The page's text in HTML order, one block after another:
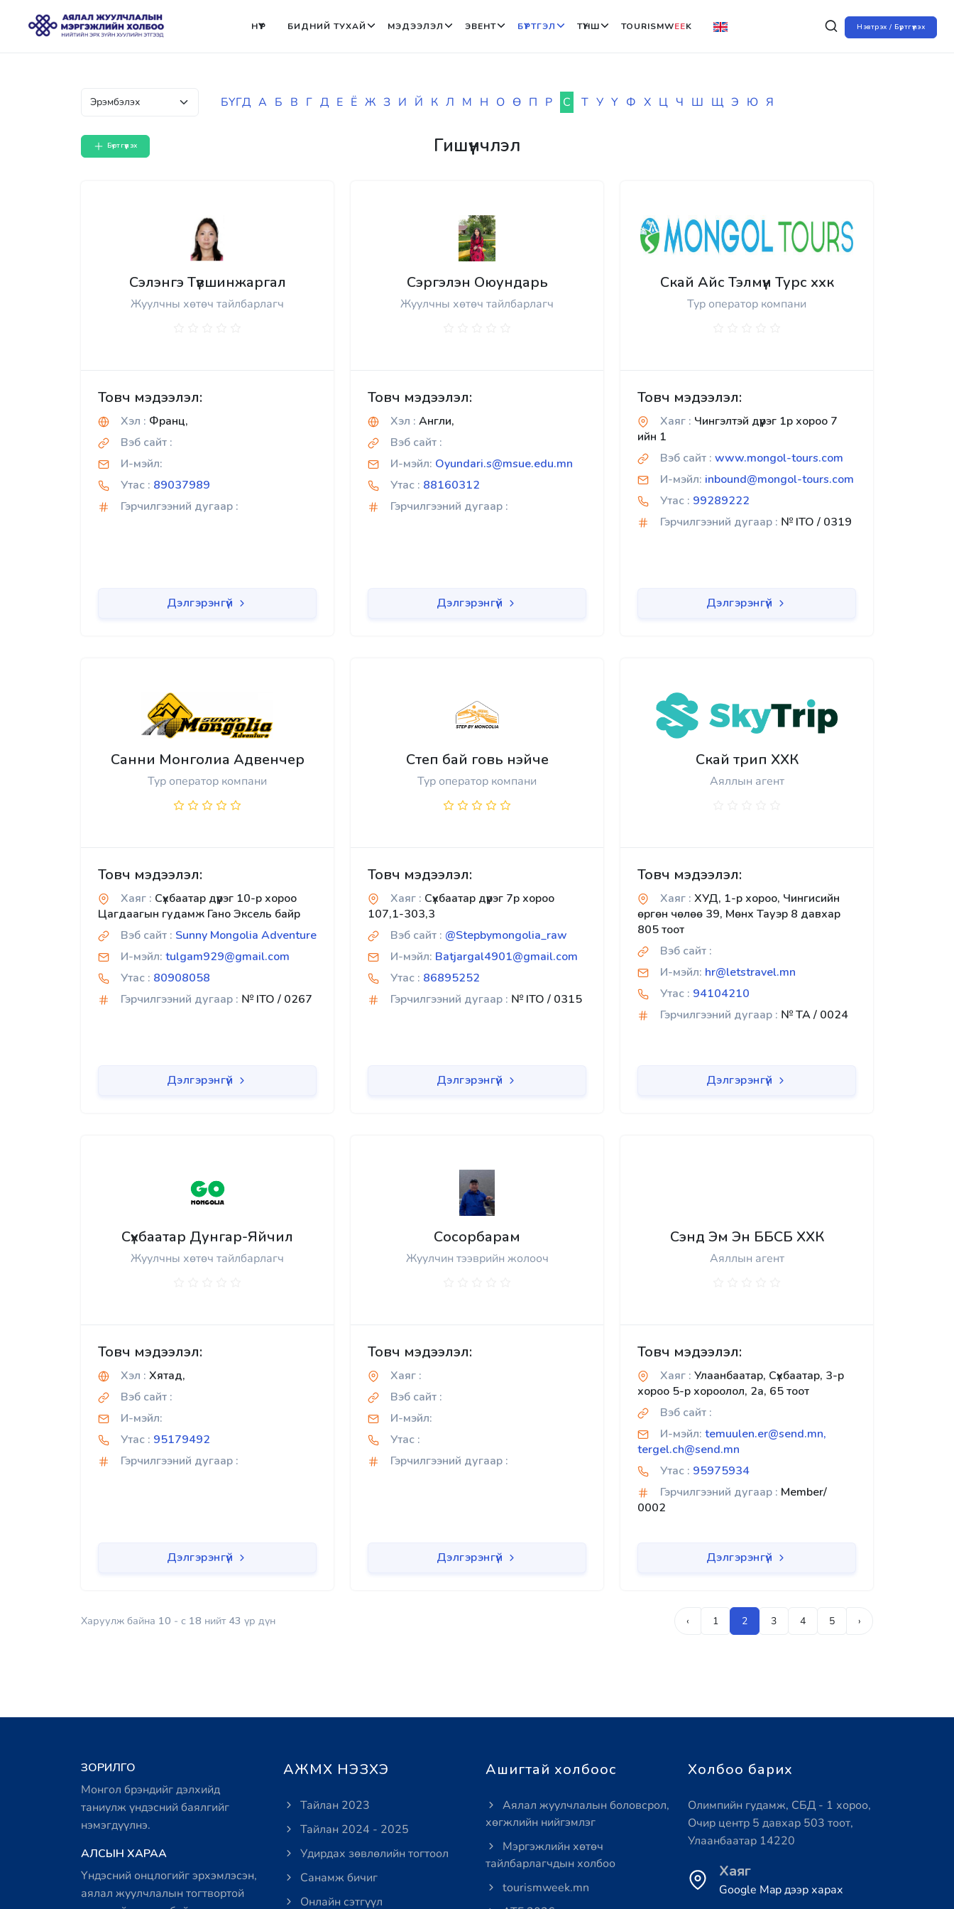
Нэвтрэх / Бүртгүүлэх
НҮҮР БИДНИЙ ТУХАЙ МЭДЭЭЛЭЛ ЭВЕНТ БҮРТГЭЛ ТҮНШ TOURISMWEEK
БҮГД А Б В Г Д Е Ё Ж З И Й К Л М Н О Ө П Р С Т У Ү Ф Х Ц Ч Ш Щ Э Ю Я
Бүртгүүлэх Гишүүнчлэл
Сэлэнгэ Түвшинжаргал
Жуулчны хөтөч тайлбарлагч
Товч мэдээлэл:
Хэл : Франц,
Вэб сайт :
И-мэйл:
Утас : 89037989
Гэрчилгээний дугаар :
Дэлгэрэнгүй
Сэргэлэн Оюундарь
Жуулчны хөтөч тайлбарлагч
Товч мэдээлэл:
Хэл : Англи,
Вэб сайт :
И-мэйл: Oyundari.s@msue.edu.mn
Утас : 88160312
Гэрчилгээний дугаар :
Дэлгэрэнгүй
Скай Айс Тэлмүүн Турс ххк
Тур оператор компани
Товч мэдээлэл:
Хаяг : Чингэлтэй дүүрэг 1р хороо 7
ийн 1
Вэб сайт : www.mongol-tours.com
И-мэйл: inbound@mongol-tours.com
Утас : 99289222
Гэрчилгээний дугаар : № ITO / 0319
Дэлгэрэнгүй
Санни Монголиа Адвенчер
Тур оператор компани
Товч мэдээлэл:
Хаяг : Сүхбаатар дүүрэг 10-р хороо
Цагдаагын гудамж Гано Эксель байр
Вэб сайт : Sunny Mongolia Adventure
И-мэйл: tulgam929@gmail.com
Утас : 80908058
Гэрчилгээний дугаар : № ITO / 0267
Дэлгэрэнгүй
Степ бай говь нэйче
Тур оператор компани
Товч мэдээлэл:
Хаяг : Сүхбаатар дүүрэг 7р хороо
107,1-303,3
Вэб сайт : @Stepbymongolia_raw
И-мэйл: Batjargal4901@gmail.com
Утас : 86895252
Гэрчилгээний дугаар : № ITO / 0315
Дэлгэрэнгүй
Скай трип ХХК
Аяллын агент
Товч мэдээлэл:
Хаяг : ХУД, 1-р хороо, Чингисийн
өргөн чөлөө 39, Мөнх Тауэр 8 давхар
805 тоот
Вэб сайт :
И-мэйл: hr@letstravel.mn
Утас : 94104210
Гэрчилгээний дугаар : № TA / 0024
Дэлгэрэнгүй
Сүхбаатар Дунгар-Яйчил
Жуулчны хөтөч тайлбарлагч
Товч мэдээлэл:
Хэл : Хятад,
Вэб сайт :
И-мэйл:
Утас : 95179492
Гэрчилгээний дугаар :
Дэлгэрэнгүй
Сосорбарам
Жуулчин тээврийн жолооч
Товч мэдээлэл:
Хаяг :
Вэб сайт :
И-мэйл:
Утас :
Гэрчилгээний дугаар :
Дэлгэрэнгүй
Сэнд Эм Эн ББСБ ХХК
Аяллын агент
Товч мэдээлэл:
Хаяг : Улаанбаатар, Сүхбаатар, 3-р
хороо 5-р хороолол, 2а, 65 тоот
Вэб сайт :
И-мэйл: temuulen.er@send.mn,
tergel.ch@send.mn
Утас : 95975934
Гэрчилгээний дугаар : Member/
0002
Дэлгэрэнгүй
Харуулж байна 10 - с 18 нийт 43 үр дүн ‹ 1 2 3 4 5 ›
ЗОРИЛГО
Монгол брэндийг дэлхийд
таниулж үндэсний баялгийг
нэмэгдүүлнэ.
АЛСЫН ХАРАА
Үндэсний онцлогийг эрхэмлэсэн,
аялал жуулчлалын тогтвортой
АЖМХ НЭЗХЭ
Тайлан 2023
Тайлан 2024 - 2025
Удирдах зөвлөлийн тогтоол
Санамж бичиг
Онлайн сэтгүүл
Ашигтай холбоос
Аялал жуулчлалын боловсрол,
хөгжлийн нийгэмлэг
Мэргэжлийн хөтөч
тайлбарлагчдын холбоо
tourismweek.mn
Холбоо барих
Олимпийн гудамж, СБД - 1 хороо,
Очир центр 5 давхар 503 тоот,
Улаанбаатар 14220
Хаяг
Google Map дээр харах